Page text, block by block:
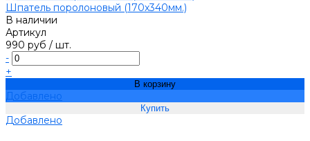
Шпатель поролоновый (170х340мм.)
В наличии
Артикул
990 руб / шт.
-
+
В корзину
Добавлено
Добавлено